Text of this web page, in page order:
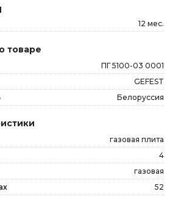
12 мес.
товаре
ПГ 5100-03 0001
GEFEST
Белоруссия
газовая плита
4
газовая
52